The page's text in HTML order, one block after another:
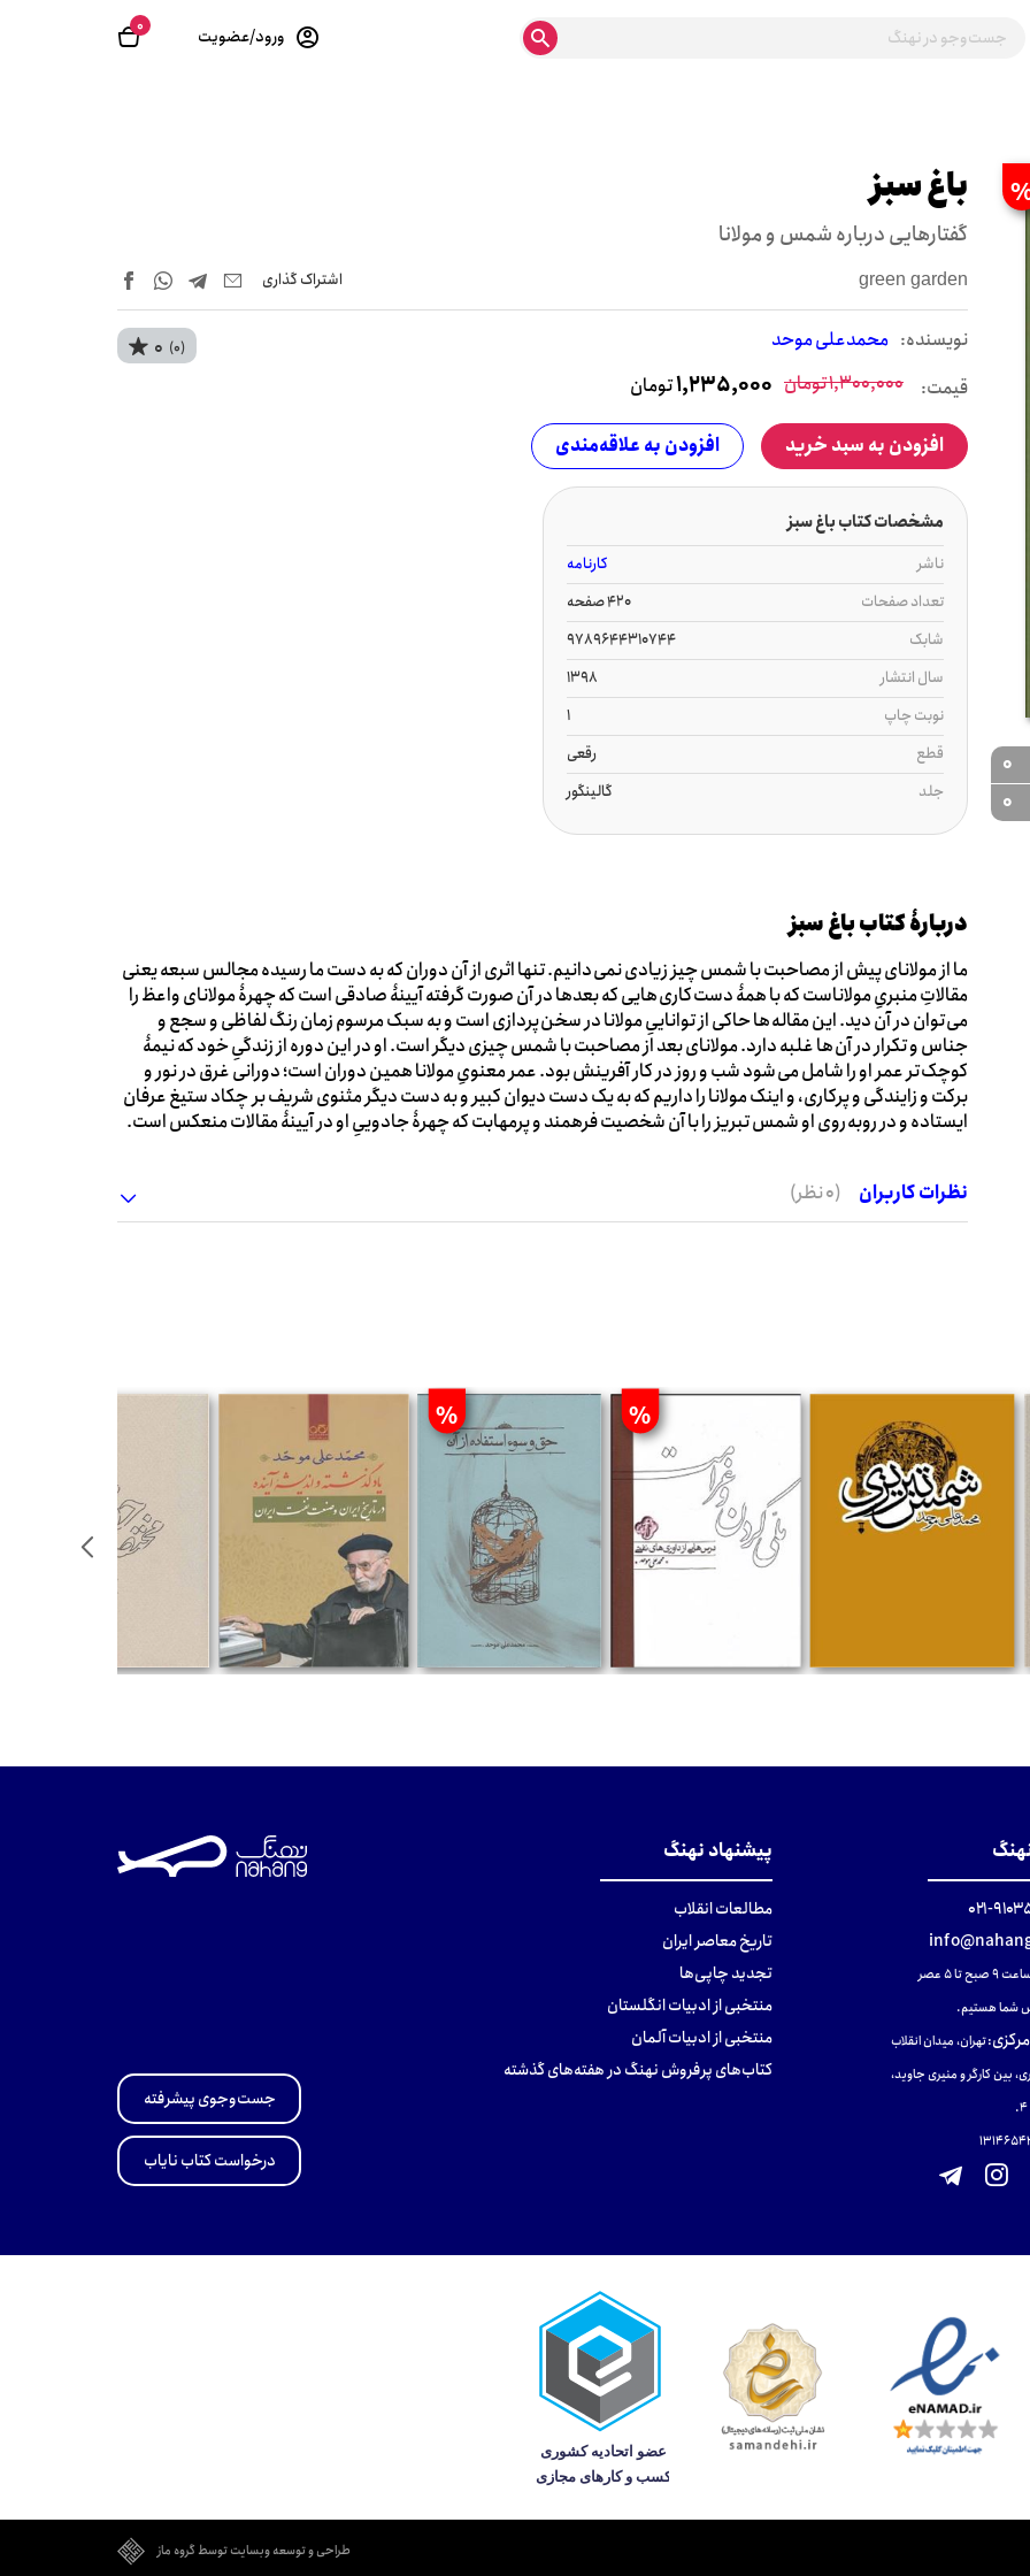
0 ورود/عضویت
0
0
باغ سبز
گفتارهایی درباره شمس و مولانا
green garden اشتراک‌ گذاری
نويسنده: محمدعلی موحد 0 (0)
قیمت: 1,300,000تومان 1,235,000تومان
افزودن به سبد خرید افزودن به علاقه‌مندی
مشخصات کتاب باغ سبز
ناشر
کارنامه
تعداد صفحات
420 صفحه
شابک
9789644310744
سال انتشار
1398
نوبت چاپ
1
قطع
رقعی
جلد
گالینگور
دربارۀ کتاب باغ سبز
ما از مولانای پیش از مصاحبت با شمس چیز زیادی نمی دانیم. تنها اثری از آن دوران که به دست ما رسیده مجالس سبعه یعنی
مقالاتِ منبریِ مولاناست که با همۀ دست کاری هایی که بعدها در آن صورت گرفته آیینۀ صادقی است که چهرۀ مولانای واعظ را
می توان در آن دید. این مقاله ها حاکی از تواناییِ مولانا در سخن پردازی است و به سبک مرسوم زمان رنگ لفاظی و سجع و
جناس و تکرار در آن ها غلبه دارد. مولانای بعد از مصاحبت با شمس چیزی دیگر است. او در این دوره از زندگیِ خود که نیمۀ
کوچک تر عمر او را شامل می شود شب و روز در کار آفرینش بود. عمر معنویِ مولانا همین دوران است؛ دورانی غرق در نور و
برکت و زایندگی و پرکاری، و اینک مولانا را داریم که به یک دست دیوان کبیر و به دست دیگر مثنوی شریف بر چکاد ستیغ عرفان
ایستاده و در روبه روی او شمس تبریز را با آن شخصیت فرهمند و پرمهابت که چهرۀ جادوییِ او در آیینۀ مقالات منعکس است.
نظرات کاربران (0 نظر)
%
%
۰۲۱
تا ۵ عصر
شما هستیم.
:تهران، میدان انقلاب
بین کارگر و منیری جاوید،
پیشنهاد نهنگ
مطالعات انقلاب
تاریخ معاصر ایران
تجدید چاپی‌ها
منتخبی از ادبیات انگلستان
منتخبی از ادبیات آلمان
کتاب‌های پرفروش نهنگ در هفته‌های گذشته
جست‌وجوی پیشرفته
درخواست کتاب نایاب
طراحی و توسعه وبسایت توسط گروه ماز